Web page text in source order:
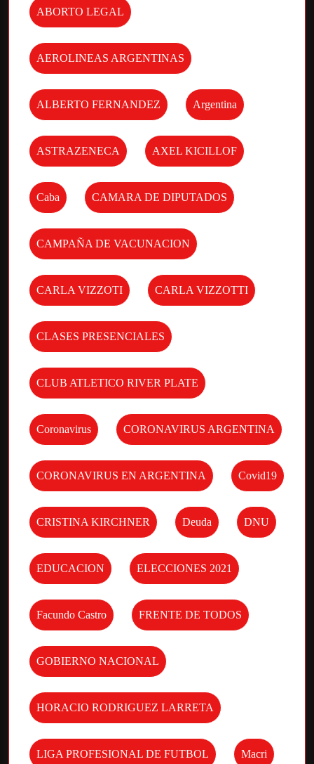
ABORTO LEGAL
AEROLINEAS ARGENTINAS
ALBERTO FERNANDEZ Argentina
ASTRAZENECA AXEL KICILLOF
Caba CAMARA DE DIPUTADOS
CAMPAÑA DE VACUNACION
CARLA VIZZOTI CARLA VIZZOTTI
CLASES PRESENCIALES
CLUB ATLETICO RIVER PLATE
Coronavirus CORONAVIRUS ARGENTINA
CORONAVIRUS EN ARGENTINA Covid19
CRISTINA KIRCHNER Deuda DNU
EDUCACION ELECCIONES 2021
Facundo Castro FRENTE DE TODOS
GOBIERNO NACIONAL
HORACIO RODRIGUEZ LARRETA
LIGA PROFESIONAL DE FUTBOL Macri